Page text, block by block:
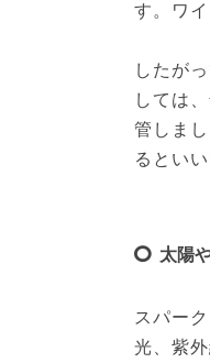
す。ワ
したが
しては
管しま
るといい
太陽
スパー
光、紫